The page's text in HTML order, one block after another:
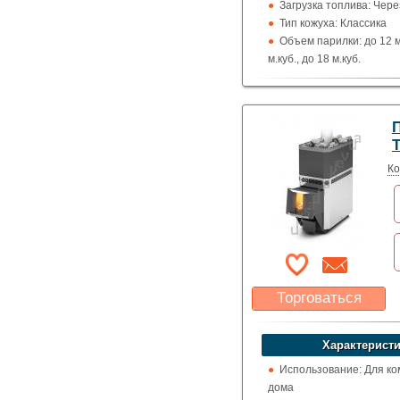
Загрузка топлива:
Тип кожуха: Классика
Объем парилки: до 12
м.куб., до 18 м.куб.
Дверца: Глухая
Использование: Для
Производитель:
Торговаться
Какая цена Вас
устроит?
Указать цену
Использование: Для
дома